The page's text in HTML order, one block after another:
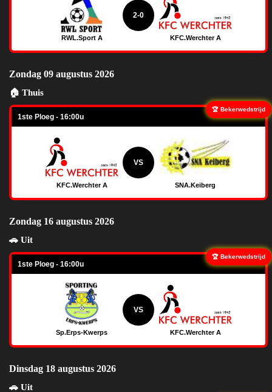
RWL.Sport A
2-0
KFC.Werchter A
Zondag 09 augustus 2026
🏠 Thuis
🏆 Bekerwedstrijd
1ste Ploeg - 16:00u
KFC.Werchter A
VS
SNA.Keiberg
Zondag 16 augustus 2026
🚗 Uit
🏆 Bekerwedstrijd
1ste Ploeg - 16:00u
Sp.Erps-Kwerps
VS
KFC.Werchter A
Dinsdag 18 augustus 2026
🚗 Uit